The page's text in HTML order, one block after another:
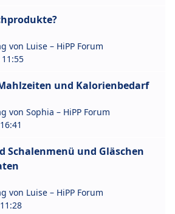
von Luise – HiPP Forum
und Kalorienbedarf
von Sophia – HiPP Forum
Schalenmenü und Gläschen
von Luise – HiPP Forum